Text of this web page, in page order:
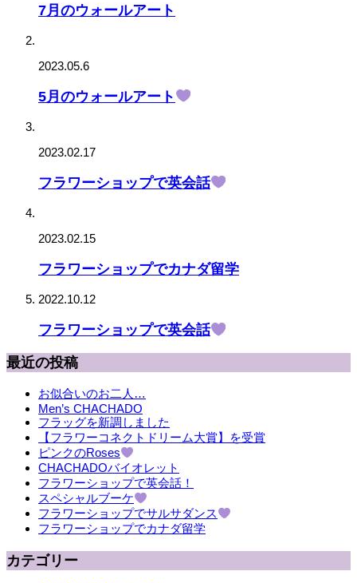
7月のウォールアート
2023.05.6
5月のウォールアート
2023.02.17
フラワーショップで英会話
2023.02.15
フラワーショップでカナダ留学
2022.10.12
フラワーショップで英会話
最近の投稿
お似合いのお二人…
Men’s CHACHADO
フラッグを新調しました
【フラワーコネクトドリーム大賞】を受賞
ピンクのRoses
CHACHADOバイオレット
フラワーショップで英会話！
スペシャルブーケ
フラワーショップでサルサダンス
フラワーショップでカナダ留学
カテゴリー